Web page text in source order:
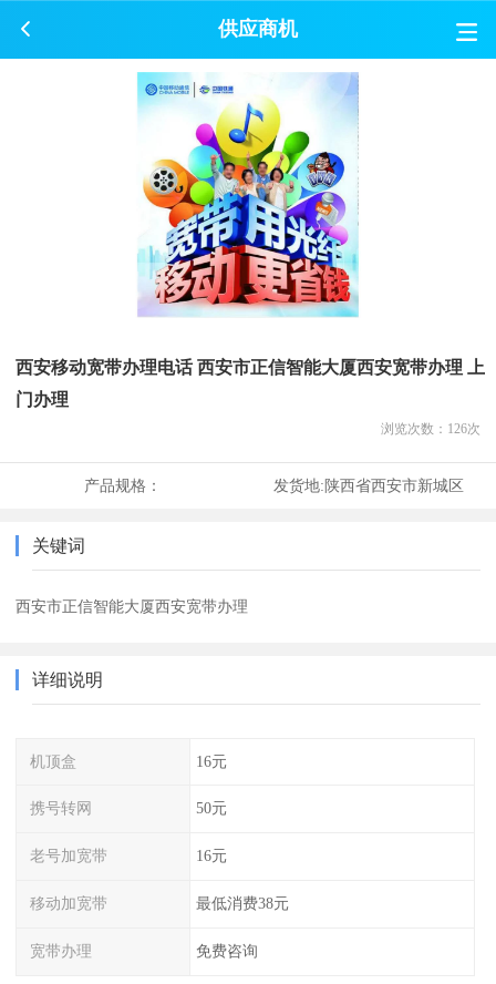
供应商机
西安移动宽带办理电话 西安市正信智能大厦西安宽带办理 上
门办理
浏览次数： 126次
产品规格： 发货地:陕西省西安市新城区
关键词
西安市正信智能大厦西安宽带办理
详细说明
机顶盒 16元
携号转网 50元
老号加宽带 16元
移动加宽带 最低消费38元
宽带办理 免费咨询